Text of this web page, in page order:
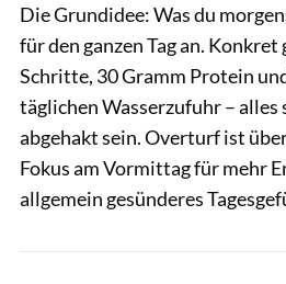
Die Grundidee: Was du
für den ganzen Tag an. Konkret
Schritte, 30 Gramm Protein
täglichen Wasserzufuhr –
abgehakt sein. Overturf ist
Fokus am Vormittag für mehr
allgemein gesünderes